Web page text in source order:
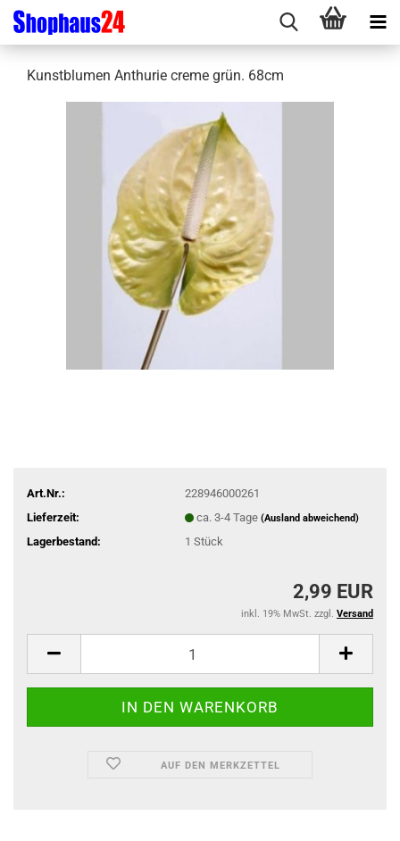
Kunstblumen Anthurie creme grün. 68cm
Art.Nr.:
228946000261
Lieferzeit:
ca. 3-4 Tage (Ausland abweichend)
Lagerbestand: 1 Stück
2,99 EUR
inkl. 19% MwSt. zzgl. Versand
AUF DEN MERKZETTEL